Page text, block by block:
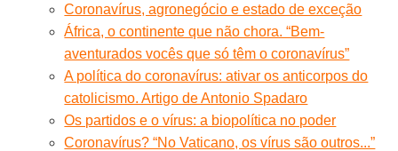
Coronavírus, agronegócio e estado de exceção
África, o continente que não chora. “Bem-
aventurados vocês que só têm o coronavírus”
A política do coronavírus: ativar os anticorpos do
catolicismo. Artigo de Antonio Spadaro
Os partidos e o vírus: a biopolítica no poder
Coronavírus? “No Vaticano, os vírus são outros...”